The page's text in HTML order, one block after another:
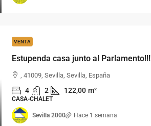
VENTA
Estupenda casa junto al Parlamento!!!
, 41009, Sevilla, Sevilla, España
4 2 122,00 m²
CASA-CHALET
Sevilla 2000 Hace 1 semana